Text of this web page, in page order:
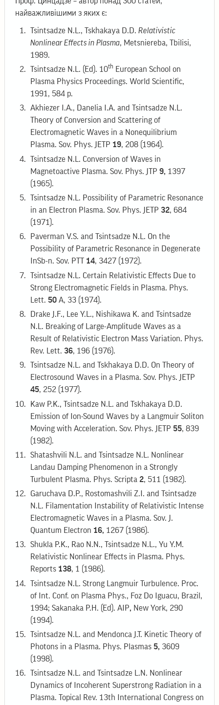
найважливішими з яких є:
Tsintsadze N.L., Tskhakaya D.D. Relativistic
Nonlinear Effects in Plasma, Metsniereba, Tbilisi,
1989.
Tsintsadze N.L. (Ed). 10th European School on
Plasma Physics Proceedings. World Scientific,
1991, 584 p.
Akhiezer I.A., Danelia I.A. and Tsintsadze N.L.
Theory of Conversion and Scattering of
Electromagnetic Waves in a Nonequilibrium
Plasma. Sov. Phys. JETP 19, 208 (1964).
Tsintsadze N.L. Conversion of Waves in
Magnetoactive Plasma. Sov. Phys. JTP 9, 1397
(1965).
Tsintsadze N.L. Possibility of Parametric Resonance
in an Electron Plasma. Sov. Phys. JETP 32, 684
(1971).
Paverman V.S. and Tsintsadze N.L. On the
Possibility of Parametric Resonance in Degenerate
InSb-n. Sov. PTT14, 3427 (1972).
Tsintsadze N.L. Certain Relativistic Effects Due to
Strong Electromagnetic Fields in Plasma. Phys.
Lett. 50A, 33 (1974).
Drake J.F., Lee Y.L., Nishikawa K. and Tsintsadze
N.L. Breaking of Large-Amplitude Waves as a
Result of Relativistic Electron Mass Variation. Phys.
Rev. Lett. 36, 196 (1976).
Tsintsadze N.L. and Tskhakaya D.D. On Theory of
Electrosound Waves in a Plasma. Sov. Phys. JETP
45, 252 (1977).
Kaw P.K., Tsintsadze N.L. and Tskhakaya D.D.
Emission of Ion-Sound Waves by a Langmuir Soliton
Moving with Acceleration. Sov. Phys. JETP 55, 839
(1982).
Shatashvili N.L. and Tsintsadze N.L. Nonlinear
Landau Damping Phenomenon in a Strongly
Turbulent Plasma. Phys. Scripta 2, 511 (1982).
Garuchava D.P., Rostomashvili Z.I. and Tsintsadze
N.L. Filamentation Instability of Relativistic Intense
Electromagnetic Waves in a Plasma. Sov. J.
Quantum Electron 16, 1267 (1986).
Shukla P.K., Rao N.N., Tsintsadze N.L., Yu Y.M.
Relativistic Nonlinear Effects in Plasma. Phys.
Reports138, 1 (1986).
Tsintsadze N.L. Strong Langmuir Turbulence. Proc.
of Int. Conf. on Plasma Phys., Foz Do Iguacu, Brazil,
1994; Sakanaka P.H. (Ed). AIP, New York, 290
(1994).
Tsintsadze N.L. and Mendonca J.T. Kinetic Theory of
Photons in a Plasma. Phys. Plasmas 5, 3609
(1998).
Tsintsadze N.L. and Tsintsadze L.N. Nonlinear
Dynamics of Incoherent Superstrong Radiation in a
Plasma. Topical Rev. 13th International Congress on